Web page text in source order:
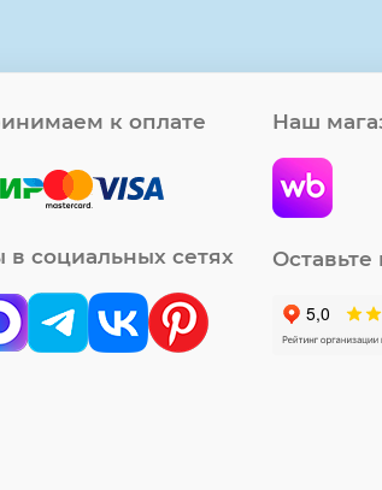
к оплате
в социальных сетях
Наш